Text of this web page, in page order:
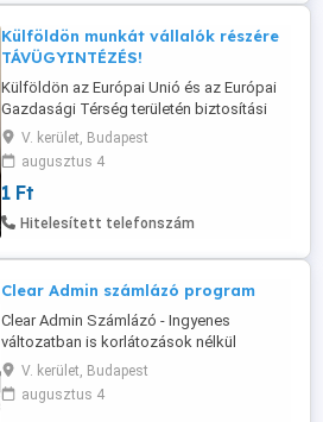
Külföldön munkát vállalók részére
TÁVÜGYINTÉZÉS!
Külföldön az Európai Unió és az Európai
Gazdasági Térség területén biztosítási
jogviszonyban munkát vállalok
magyarországi TB. jogviszony
rendezésének ügyintézése: - külföldi
biztosítási jogviszony kezdés bejelentés
ügyintézés - külföldi biztosítási
ügyintézése - külföldi ...
V. kerület, Budapest
augusztus 4
1 Ft
Hitelesített telefonszám
Clear Admin számlázó program
Clear Admin Számlázó - Ingyenes
változatban is korlátozások nélkül
használható számlázó szoftver.
Egyszerűen kezelhető, igény esetén
kiegészítő modulokkal egyszerűen
V. kerület, Budapest
augusztus 4